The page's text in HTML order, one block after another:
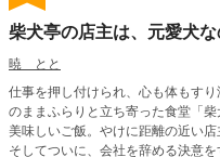
柴犬亭の店主は、元愛犬
暁 とと
仕事を押し付けられ、心も体もすり減らし
のままふらりと立ち寄った食堂「柴犬亭」で
美味しいご飯。やけに距離の近い
そしてついに、会社を辞める決意をする――。 柴犬亭での生